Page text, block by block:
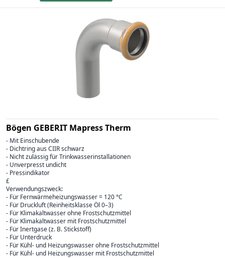
Bögen GEBERIT Mapress Therm
- Mit Einschubende
- Dichtring aus CIIR schwarz
- Nicht zulässig für Trinkwasserinstallationen
- Unverpresst undicht
- Pressindikator
£
Verwendungszweck:
- Für Fernwärmeheizungswasser = 120 °C
- Für Druckluft (Reinheitsklasse Öl 0–3)
- Für Klimakaltwasser ohne Frostschutzmittel
- Für Klimakaltwasser mit Frostschutzmittel
- Für Inertgase (z. B. Stickstoff)
- Für Unterdruck
- Für Kühl- und Heizungswasser ohne Frostschutzmittel
- Für Kühl- und Heizungswasser mit Frostschutzmittel